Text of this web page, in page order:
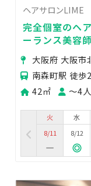
ヘアサロンLIME
完全個室のヘ
ーランス美容
前でアクセス抜
大阪府 大阪市
南森町駅 徒歩
42㎡
〜4人
火
8/11
水
8/12